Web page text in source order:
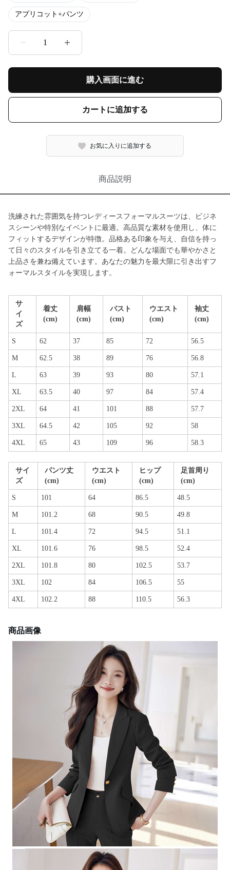
アプリコット+パンツ
1
購入画面に進む
カートに追加する
お気に入りに追加する
商品説明
洗練された雰囲気を持つレディースフォーマルスーツは、ビジネ
スシーンや特別なイベントに最適。高品質な素材を使用し、体に
フィットするデザインが特徴。品格ある印象を与え、自信を持っ
て日々のスタイルを引き立てる一着。どんな場面でも華やかさと
上品さを兼ね備えています。あなたの魅力を最大限に引き出すフ
ォーマルスタイルを実現します。
サ
イ
ズ
着丈
(cm)
肩幅
(cm)
バスト
(cm)
ウエスト
(cm)
袖丈
(cm)
S 62 37 85 72 56.5
M 62.5 38 89 76 56.8
L 63 39 93 80 57.1
XL 63.5 40 97 84 57.4
2XL 64 41 101 88 57.7
3XL 64.5 42 105 92 58
4XL 65 43 109 96 58.3
サイ
ズ
パンツ丈
(cm)
ウエスト
(cm)
ヒップ
(cm)
足首周り
(cm)
S 101 64 86.5 48.5
M 101.2 68 90.5 49.8
L 101.4 72 94.5 51.1
XL 101.6 76 98.5 52.4
2XL 101.8 80 102.5 53.7
3XL 102 84 106.5 55
4XL 102.2 88 110.5 56.3
商品画像